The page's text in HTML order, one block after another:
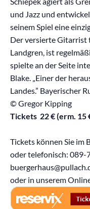
und Jazz und
seinem Spiel eine
Der versierte Gitarrist
Landgren, ist
spielte an der Seite
Blake. „Einer der
Landes.” Bayerischer
© Gregor Kipping
Tickets 22 € (erm. 15
Tickets können Sie im
oder telefonisch: 089-
oder in unserem